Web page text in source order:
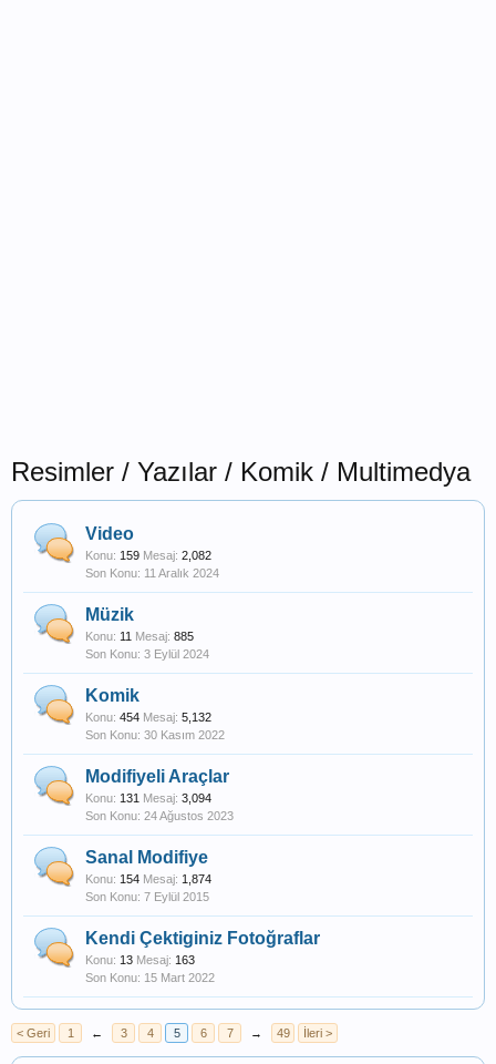
Resimler / Yazılar / Komik / Multimedya
Video
Konu: 159 Mesaj: 2,082
11 Aralık 2024
Müzik
Konu: 11 Mesaj: 885
3 Eylül 2024
Komik
Konu: 454 Mesaj: 5,132
30 Kasım 2022
Modifiyeli Araçlar
Konu: 131 Mesaj: 3,094
24 Ağustos 2023
Sanal Modifiye
Konu: 154 Mesaj: 1,874
7 Eylül 2015
Kendi Çektiginiz Fotoğraflar
Konu: 13 Mesaj: 163
15 Mart 2022
< Geri 1 ← 3 4 5 6 7 → 49 İleri >